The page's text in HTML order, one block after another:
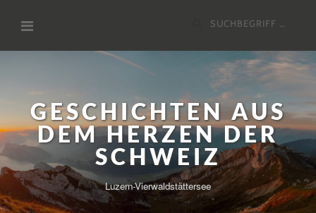
Inhalt
Suchen
GESCHICHTEN AUS
DEM HERZEN DER
SCHWEIZ
Luzern-Vierwaldstättersee